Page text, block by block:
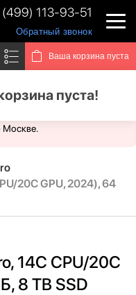
(499) 113-93-51
Обратный звонок
Ваша корзина пуста
пуста!
Для Вас доступен
Москве.
20C GPU, 2024), 64
14C CPU/20C
8 TB SSD